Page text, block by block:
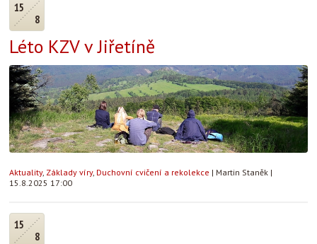
15
8
Léto KZV v Jiřetíně
Aktuality, Základy víry, Duchovní cvičení a rekolekce | Martin Staněk |
15.8.2025 17:00
15
8